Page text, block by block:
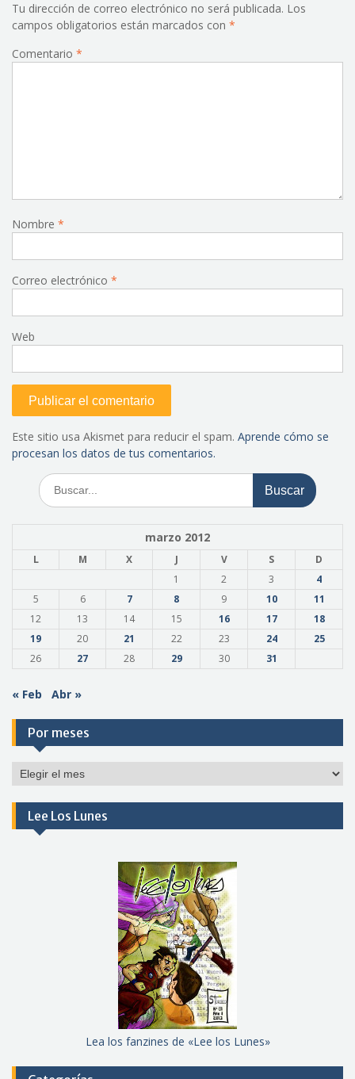
Tu dirección de correo electrónico no será publicada. Los
campos obligatorios están marcados con *
Comentario *
Nombre *
Correo electrónico *
Web
Este sitio usa Akismet para reducir el spam. Aprende cómo se
procesan los datos de tus comentarios.
Buscar:
marzo 2012
L M X J V S
D
1
2 3
4
5
6 7 8 9 10
11
12
13 14 15 16 17
18
19
20 21 22 23 24
25
26
27 28 29 30 31
« Feb Abr »
Por meses
Por
Lee Los Lunes
Lea los fanzines de «Lee los Lunes»